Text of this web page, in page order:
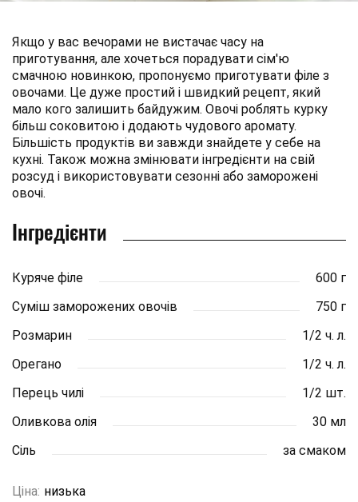
Якщо у вас вечорами не вистачає часу на
приготування, але хочеться порадувати сім'ю
смачною новинкою, пропонуємо приготувати філе з
овочами. Це дуже простий і швидкий рецепт, який
мало кого залишить байдужим. Овочі роблять курку
більш соковитою і додають чудового аромату.
Більшість продуктів ви завжди знайдете у себе на
кухні. Також можна змінювати інгредієнти на свій
розсуд і використовувати сезонні або заморожені
овочі.
Інгредієнти
Куряче філе
600 г
Суміш заморожених овочів
750 г
Розмарин
1/2 ч. л.
Орегано
1/2 ч. л.
Перець чилі
1/2 шт.
Оливкова олія
30 мл
Сіль
за смаком
Ціна: низька